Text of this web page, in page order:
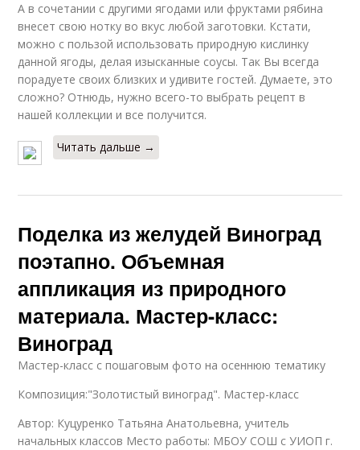
А в сочетании с другими ягодами или фруктами рябина
внесет свою нотку во вкус любой заготовки. Кстати,
можно с пользой использовать природную кислинку
данной ягоды, делая изысканные соусы. Так Вы всегда
порадуете своих близких и удивите гостей. Думаете, это
сложно? Отнюдь, нужно всего-то выбрать рецепт в
нашей коллекции и все получится.
Читать дальше →
Поделка из желудей Виноград
поэтапно. Объемная
аппликация из природного
материала. Мастер-класс:
Виноград
Мастер-класс с пошаговым фото на осеннюю тематику
Композиция:"Золотистый виноград". Мастер-класс
Автор: Куцуренко Татьяна Анатольевна, учитель
начальных классов Место работы: МБОУ СОШ с УИОП г.